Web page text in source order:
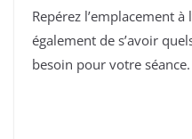
Repérez l’emplacement
également de s’avoir
besoin pour votre séance.